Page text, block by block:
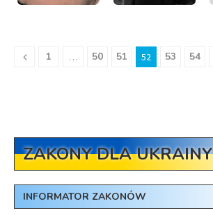
1 … 50 51 52 53 54
ZAKONY DLA UKRAINY
INFORMATOR ZAKONÓW